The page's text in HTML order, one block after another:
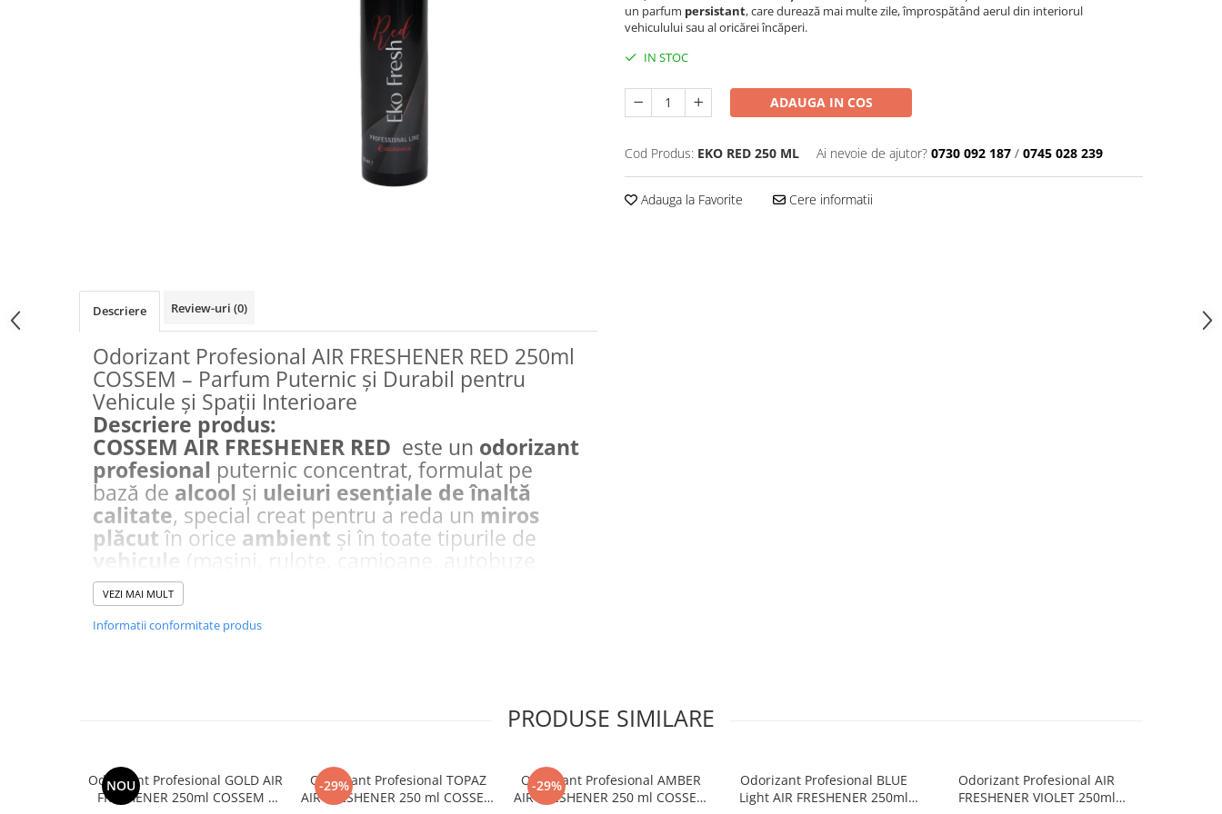
un parfum persistant, care durează mai multe zile, împrospătând aerul din interiorul
vehiculului sau al oricărei încăperi.
IN STOC
ADAUGA IN COS
Cod Produs: EKO RED 250 ML Ai nevoie de ajutor? 0730 092 187 / 0745 028 239
Adauga la Favorite Cere informatii
Descriere Review-uri (0)
Odorizant Profesional AIR FRESHENER RED 250ml
COSSEM – Parfum Puternic și Durabil pentru
Vehicule și Spații Interioare
Descriere produs:
COSSEM AIR FRESHENER RED este un odorizant
profesional puternic concentrat, formulat pe
bază de alcool și uleiuri esențiale de înaltă
calitate, special creat pentru a reda un miros
plăcutîn orice ambient și în toate tipurile de
vehicule (mașini, rulote, camioane, autobuze
etc.). Datorită utilizării de
unei concentrații ridicate,
un parfumpersistant
îndelungată a mirosului, care poate persista
timp de câteva zile.
VEZI MAI MULT
Informatii conformitate produs
PRODUSE SIMILARE
NOU
Odorizant Profesional GOLD AIR
FRESHENER 250ml COSSEM –
-29%
Odorizant Profesional TOPAZ
AIR FRESHENER 250 ml COSSEM
-29%
Odorizant Profesional AMBER
AIR FRESHENER 250 ml COSSEM
Odorizant Profesional BLUE
Light AIR FRESHENER 250ml
Odorizant Profesional AIR
FRESHENER VIOLET 250ml